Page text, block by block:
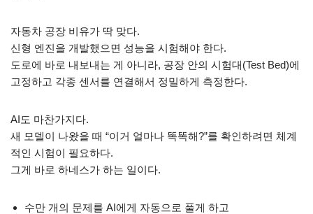
자동차 공장 비유가 딱 맞다.
신형 엔진을 개발했으면 성능을 시험해야 한다.
도로에 바로 내보내는 게 아니라, 공장 안의 시험대(Test Bed)에
고정하고 각종 센서를 연결해서 정밀하게 측정한다.
AI도 마찬가지다.
새 모델이 나왔을 때 “이거 얼마나 똑똑해?”를 확인하려면 체계
적인 시험이 필요하다.
그게 바로 하네스가 하는 일이다.
수만 개의 문제를 AI에게 자동으로 풀게 하고